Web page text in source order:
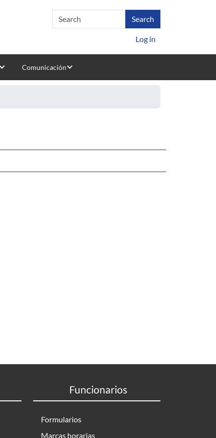
Log in
Comunicación
Funcionarios
Formularios
Marcas horarias